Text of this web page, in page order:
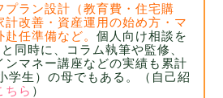
プラン設計（教育費・住宅購
計改善・資産運用の始め方・マ
赴任準備など。個人向け相談を
同時に、コラム執筆や監修、
ンマネー講座などの実績も累計
学生）の母でもある。
（自己紹
ちら ）